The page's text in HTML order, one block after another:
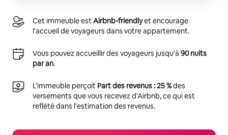
Cet immeuble estAirbnb-friendlyet encourage
l'accueil de voyageurs dans votre appartement.
Vous pouvez accueillir des voyageurs jusqu'à 90 nuits
par an.
L'immeuble perçoit Part des revenus : 25 %des
versements que vous recevez d'Airbnb, ce qui est
reflété dans l'estimation des revenus.